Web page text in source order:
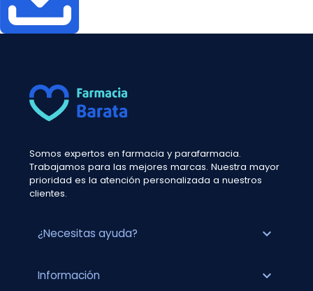
Somos expertos en farmacia y parafarmacia.
Trabajamos para las mejores marcas. Nuestra mayor
prioridad es la atención personalizada a nuestros
clientes.
¿Necesitas ayuda? expand_more
Información expand_more